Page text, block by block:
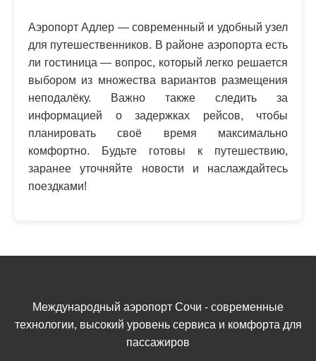
Аэропорт Адлер — современный и удобный узел
для путешественников. В районе аэропорта есть
ли гостиница — вопрос, который легко решается
выбором из множества вариантов размещения
неподалёку. Важно также следить за
информацией о задержках рейсов, чтобы
планировать своё время максимально
комфортно. Будьте готовы к путешествию,
заранее уточняйте новости и наслаждайтесь
поездками!
Международный аэропорт Сочи - современные
технологии, высокий уровень сервиса и комфорта для
пассажиров